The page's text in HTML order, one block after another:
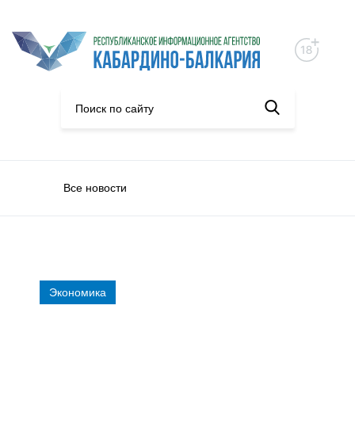
Все новости
Экономика